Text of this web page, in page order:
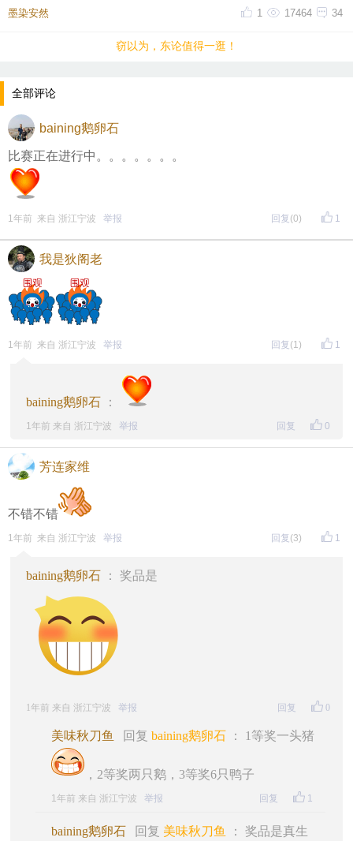
有人说这个年纪起码五十万起步，我身边有些朋
墨染安然ゝ 34
17464
1
窃以为，东论值得一逛！
全部评论
baining鹅卵石
比赛正在进行中。。。。。。。
1
1年前 来自 浙江宁波 举报 回复 (0)
我是狄阁老
1
1年前 来自 浙江宁波 举报 回复 (1)
baining鹅卵石 ：
0
1年前 来自 浙江宁波 举报 回复
芳连家维
不错不错
1
1年前 来自 浙江宁波 举报 回复 (3)
baining鹅卵石 ： 奖品是
0
1年前 来自 浙江宁波 举报 回复
美味秋刀鱼 回复 baining鹅卵石 ： 1等奖一头猪
，2等奖两只鹅，3等奖6只鸭子
1
1年前 来自 浙江宁波 举报 回复
baining鹅卵石 回复 美味秋刀鱼 ： 奖品是真生